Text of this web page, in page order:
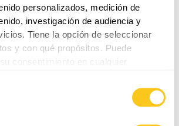
personalizados, medición de
investigación de audiencia y
Tiene la opción de seleccionar
y con qué propósitos. Puede
consentimiento en cualquier
Acceso total
inteligencia artificial